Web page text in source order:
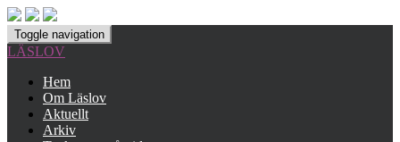
Toggle navigation
LÄSLOV
Hem
Om Läslov
Aktuellt
Arkiv